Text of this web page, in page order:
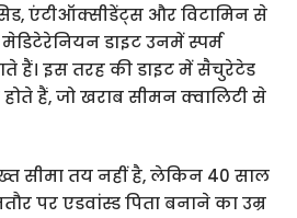
एंटीऑक्सीडेंट्स और विटामिन से
डाइट उनमें स्पर्म
हैं। इस तरह की डाइट में सैचुरेटेड
हैं, जो खराब सीमन क्वालिटी से
सीमा तय नहीं है, लेकिन 40 साल
पर एडवांस्ड पिता बनाने का उम्र